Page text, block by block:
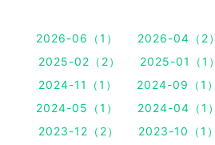
2026-06（1） 2026-04（2）
2025-02（2）
2025-01（1）
2024-11（1）
2024-09（1）
2024-05（1）
2024-04（1）
2023-12（2）
2023-10（1）